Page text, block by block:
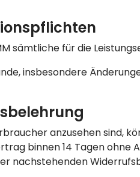
sämtliche für die
insbesondere
anzusehen sind,
binnen 14 Tagen ohne
nachstehenden